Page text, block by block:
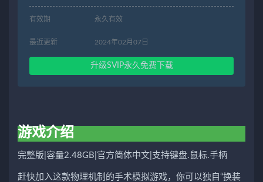
有效期 永久有效
最近更新 2024年02月07日
升级SVIP永久免费下载
游戏介绍
完整版|容量2.48GB|官方简体中文|支持键盘.鼠标.手柄
赶快加入这款物理机制的手术模拟游戏，你可以独自“换装